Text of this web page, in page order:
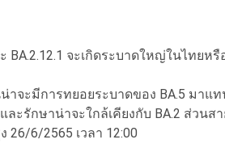
ะ BA.2.12.1 จะเกิดระบาดใหญ่ในไทย
าจะมีการทยอยระบาดของ BA.5 มา
ละรักษาน่าจะใกล้เคียงกับ BA.2 ส่วน
26/6/2565 เวลา 12:00